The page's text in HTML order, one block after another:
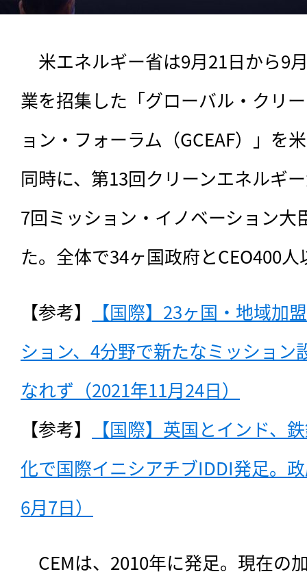
米エネルギー省は9月21日から9
業を招集した「グローバル・クリ
ョン・フォーラム（GCEAF）」を
同時に、第13回クリーンエネルギ
7回ミッション・イノベーション大
た。全体で34ヶ国政府とCEO400
【参考】
【国際】23ヶ国・地域加
ション、4分野で新たなミッション
なれず（2021年11月24日）
【参考】
【国際】英国とインド、
化で国際イニシアチブIDDI発足。
6月7日）
CEMは、 2010年に発足。現在の